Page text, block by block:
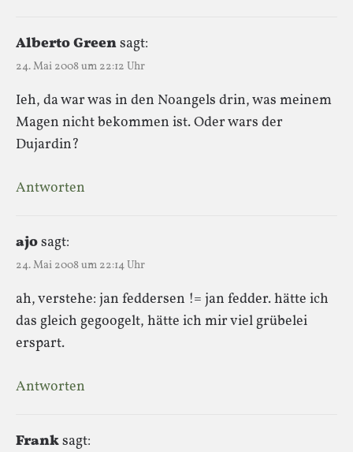
Alberto Greensagt:
24. Mai 2008 um 22:12 Uhr
Ieh, da war was in den Noangels drin, was meinem
Magen nicht bekommen ist. Oder wars der
Dujardin?
Antworten
ajosagt:
24. Mai 2008 um 22:14 Uhr
ah, verstehe: jan feddersen != jan fedder. hätte ich
das gleich gegoogelt, hätte ich mir viel grübelei
erspart.
Antworten
Franksagt: